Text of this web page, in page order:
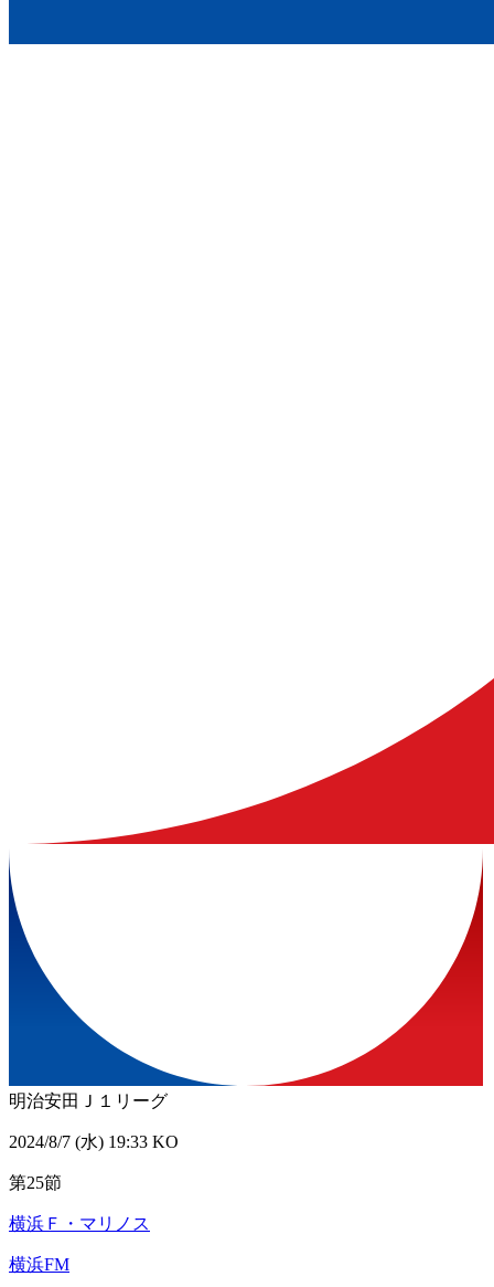
明治安田Ｊ１リーグ
2024/8/7 (水) 19:33 KO
第25節
横浜Ｆ・マリノス
横浜FM